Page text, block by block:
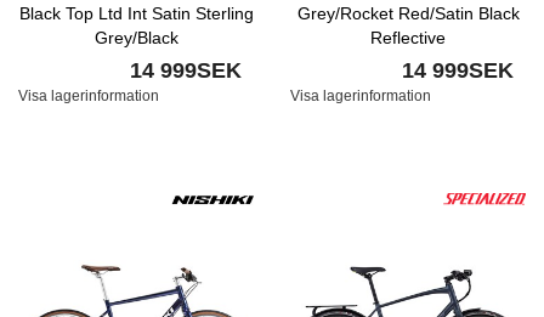
Black Top Ltd Int Satin Sterling
Grey/Black
14 999SEK
Visa lagerinformation
Grey/Rocket Red/Satin Black
Reflective
14 999SEK
Visa lagerinformation